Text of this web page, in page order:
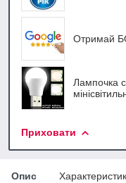
Отримай
Лампочка
Приховати
Опис